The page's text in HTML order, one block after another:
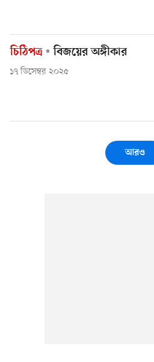
চিঠিপত্র বিজয়ের অঙ্গীকার
১৭ ডিসেম্বর ২০২৫
আরও